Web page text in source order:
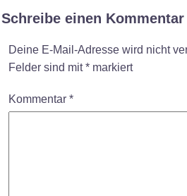
Schreibe einen Kommentar
Deine E-Mail-Adresse wird nicht
Felder sind mit* markiert
Kommentar *